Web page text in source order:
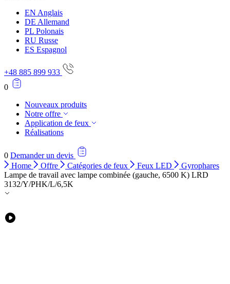
EN Anglais
DE Allemand
PL Polonais
RU Russe
ES Espagnol
+48 885 899 933
0
Nouveaux produits
Notre offre
Application de feux
Réalisations
0 Demander un devis
Home
Offre Catégories de feux Feux LED
Gyrophares
Lampe de travail avec lampe combinée (gauche, 6500 K) LRD
3132/Y/PHK/L/6,5K